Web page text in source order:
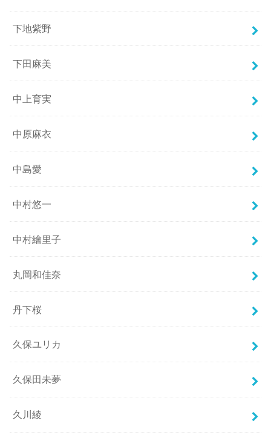
下地紫野
下田麻美
中上育実
中原麻衣
中島愛
中村悠一
中村繪里子
丸岡和佳奈
丹下桜
久保ユリカ
久保田未夢
久川綾